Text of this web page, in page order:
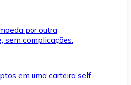
por outra
sem complicações.
em uma carteira self-